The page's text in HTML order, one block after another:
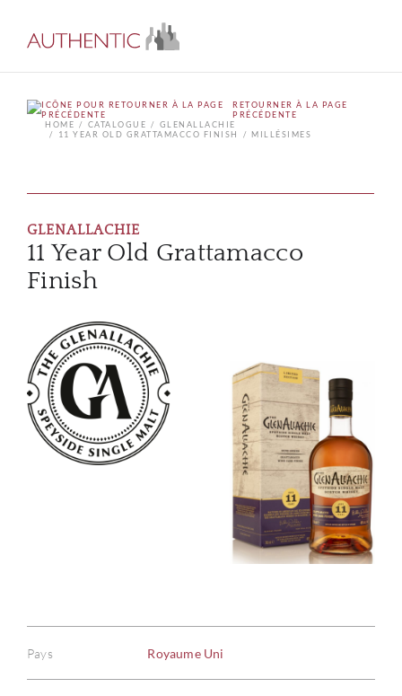
RETOURNER À LA PAGE
PRÉCÉDENTE
HOME
CATALOGUE
GLENALLACHIE
11 YEAR OLD GRATTAMACCO FINISH
MILLÉSIMES
GLENALLACHIE
11 Year Old Grattamacco
Finish
Pays Royaume Uni